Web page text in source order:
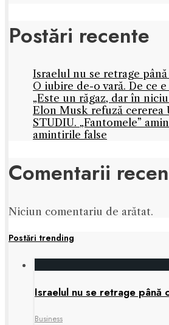
Postări recente
Israelul nu se retrage
O iubire de-o vară. De ce
„Este un răgaz, dar în
Elon Musk refuză cererea
STUDIU. „Fantomele”
amintirile false
Comentarii
Niciun comentariu de arătat.
Postări trending
Israelul nu se retrage până
Business